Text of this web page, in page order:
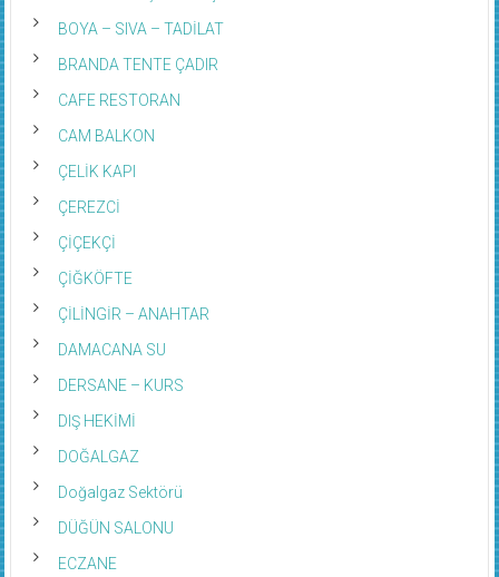
BOYA – SIVA – TADİLAT
BRANDA TENTE ÇADIR
CAFE RESTORAN
CAM BALKON
ÇELİK KAPI
ÇEREZCİ
ÇİÇEKÇİ
ÇİĞKÖFTE
ÇİLİNGİR – ANAHTAR
DAMACANA SU
DERSANE – KURS
DIŞ HEKİMİ
DOĞALGAZ
Doğalgaz Sektörü
DÜĞÜN SALONU
ECZANE